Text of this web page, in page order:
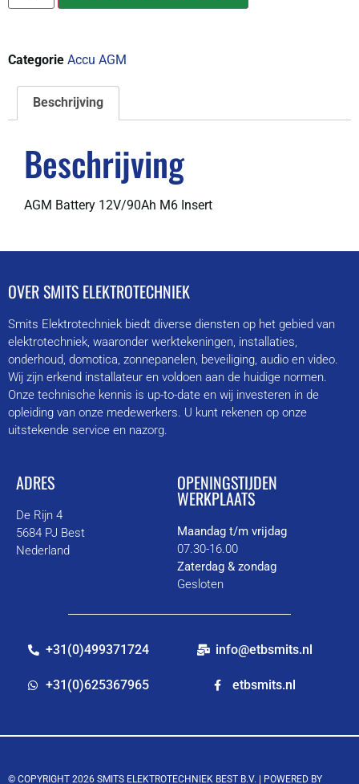
Categorie Accu AGM
Beschrijving
Beschrijving
AGM Battery 12V/90Ah M6 Insert
OVER SMITS ELEKTROTECHNIEK
Smits Elektrotechniek biedt diverse diensten op het gebied van
elektrotechniek, waaronder werktekeningen, installaties,
onderhoud, domotica, zonnepanelen, beveiliging, audio en video.
Wij zijn erkend installateur en voldoen aan de huidige normen.
Onze technische kennis is up-to-date en wij investeren in de
opleiding van onze medewerkers. U kunt rekenen op onze
uitstekende service en nazorg.
ADRES
De Rijn 4
5684 PJ Best
Nederland
OPENINGSTIJDEN
WERKPLAATS
Maandag t/m vrijdag
07.30-16.00
Zaterdag & zondag
Gesloten
+31(0)499371724
+31(0)625367965
info@etbsmits.nl
etbsmits.nl
© COPYRIGHT 2026 SMITS ELEKTROTECHNIEK BEST B.V. | POWERED BY